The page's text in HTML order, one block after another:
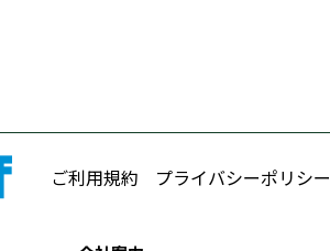
ご利用規約 プライバシーポリシー